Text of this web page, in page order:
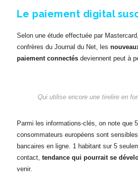
Le paiement digital
Selon une étude effectuée par
confrères du Journal du Net, les
paiement connectésdeviennent peut à
Qui utilise encore une tirelire en
Parmi les informations-clés, on note que
consommateurs européens sont
bancaires en ligne. 1 habitant sur 5
contact, tendance qui pourrait se
venir.